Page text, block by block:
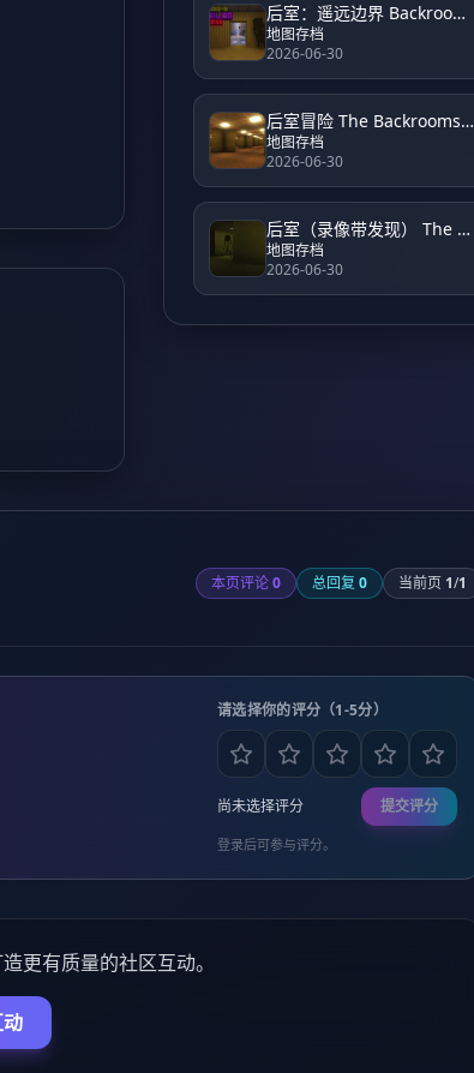
后室：遥远边界 Backrooms Unveiled Farside
地图存档
2026-06-30
后室冒险 The Backrooms Adventure
地图存档
2026-06-30
后室（录像带发现） The Backrooms (Found Footage)
地图存档
2026-06-30
本页评论0 总回复 0 当前页 1/1
请选择你的评分（1-5分）
尚未选择评分 提交评分
登录后可参与评分。
更有质量的社区互动。